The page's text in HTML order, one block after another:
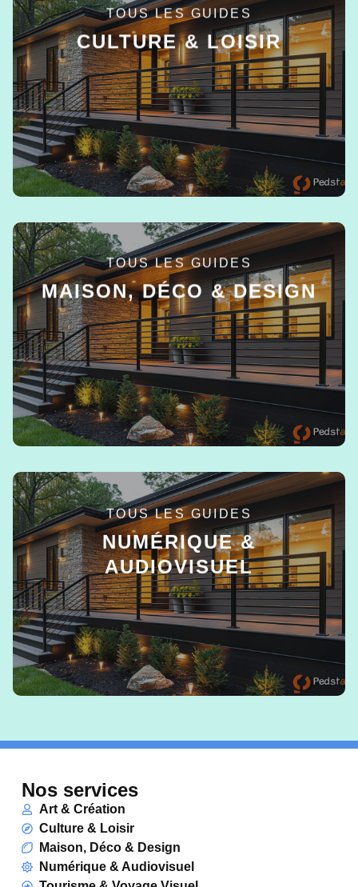
TOUS LES GUIDES
CULTURE & LOISIR
EN SAVOIR +
TOUS LES GUIDES
MAISON, DÉCO & DESIGN
EN SAVOIR +
TOUS LES GUIDES
NUMÉRIQUE &
AUDIOVISUEL
EN SAVOIR +
Nos services
Art & Création
Culture & Loisir
Maison, Déco & Design
Numérique & Audiovisuel